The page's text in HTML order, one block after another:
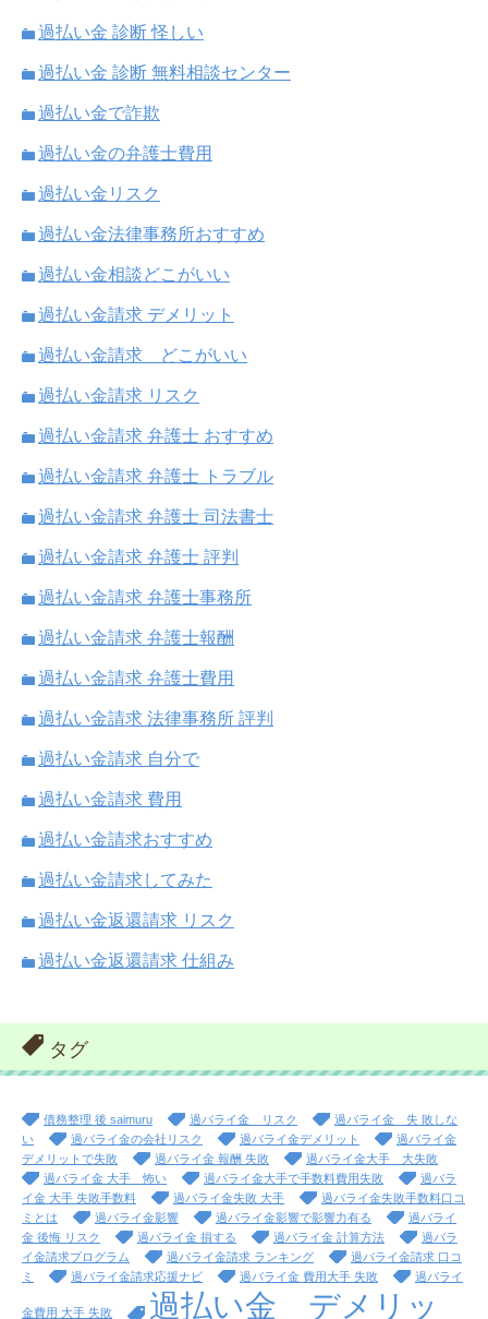
過払い金 診断 怪しい
過払い金 診断 無料相談センター
過払い金で詐欺
過払い金の弁護士費用
過払い金リスク
過払い金法律事務所おすすめ
過払い金相談どこがいい
過払い金請求 デメリット
過払い金請求 どこがいい
過払い金請求 リスク
過払い金請求 弁護士 おすすめ
過払い金請求 弁護士 トラブル
過払い金請求 弁護士 司法書士
過払い金請求 弁護士 評判
過払い金請求 弁護士事務所
過払い金請求 弁護士報酬
過払い金請求 弁護士費用
過払い金請求 法律事務所 評判
過払い金請求 自分で
過払い金請求 費用
過払い金請求おすすめ
過払い金請求してみた
過払い金返還請求 リスク
過払い金返還請求 仕組み
タグ
債務整理 後 saimuru 過バライ金 リスク
過バライ金 失 敗しな
い
過バライ金の会社リスク 過バライ金デメリット
過バライ金
デメリットで失敗
過バライ金 報酬 失敗
過バライ金大手 大失敗
過バライ金 大手 怖い
過バライ金大手で手数料費用失敗
過バラ
イ金 大手 失敗手数料
過バライ金失敗 大手
過バライ金失敗手数料口コ
ミとは
過バライ金影響 過バライ金影響で影響力有る
過バライ
金 後悔 リスク
過バライ金 損する 過バライ金 計算方法
過バラ
イ金請求プログラム
過バライ金請求 ランキング
過バライ金請求 口コ
ミ
過バライ金請求応援ナビ 過バライ金 費用大手 失敗 過バライ
金費用 大手 失敗 過払い金 デメリッ